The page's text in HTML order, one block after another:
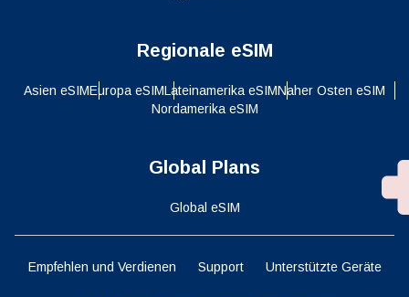
Regionale eSIM
Asien eSIMEuropa eSIMLateinamerika eSIMNaher Osten eSIM
Nordamerika eSIM
Global Plans
Global eSIM
Empfehlen und Verdienen Support Unterstützte Geräte